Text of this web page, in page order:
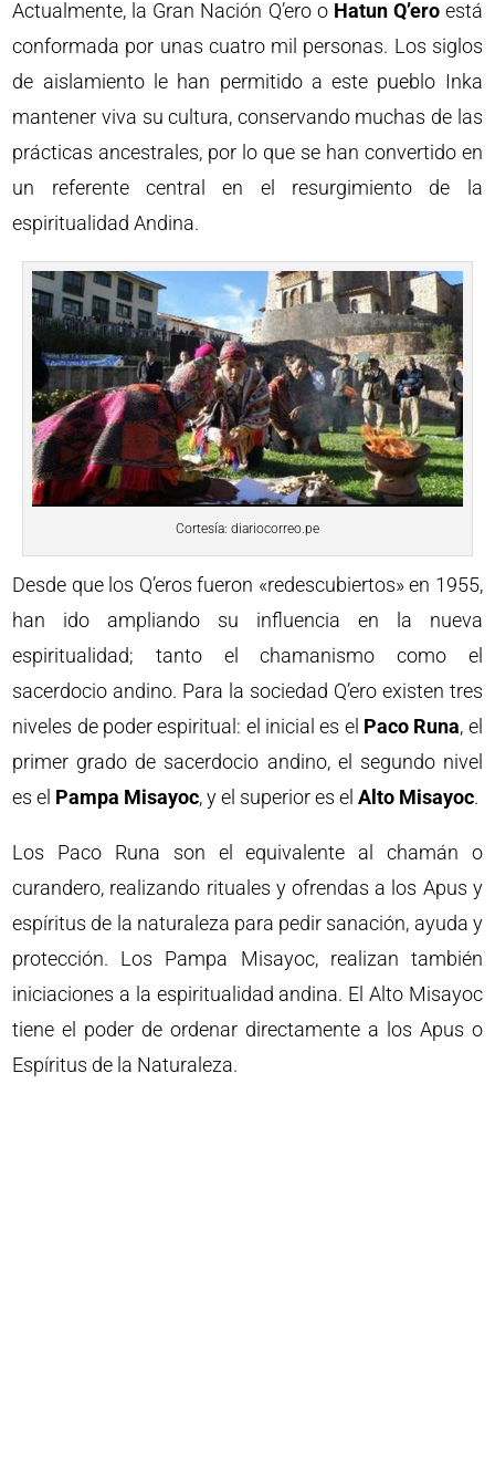
Actualmente, la Gran Nación Q’ero o Hatun Q’eroestá
conformada por unas cuatro mil personas. Los siglos
de aislamiento le han permitido a este pueblo Inka
mantener viva su cultura, conservando muchas de las
prácticas ancestrales, por lo que se han convertido en
un referente central en el resurgimiento de la
espiritualidad Andina.
Cortesía: diariocorreo.pe
Desde que los Q’eros fueron «redescubiertos» en 1955,
han ido ampliando su influencia en la nueva
espiritualidad; tanto el chamanismo como el
sacerdocio andino. Para la sociedad Q’ero existen tres
niveles de poder espiritual: el inicial es el Paco Runa, el
primer grado de sacerdocio andino, el segundo nivel
es el Pampa Misayoc, y el superior es elAlto Misayoc.
Los Paco Runa son el equivalente al chamán o
curandero, realizando rituales y ofrendas a los Apus y
espíritus de la naturaleza para pedir sanación, ayuda y
protección. Los Pampa Misayoc, realizan también
iniciaciones a la espiritualidad andina. El Alto Misayoc
tiene el poder de ordenar directamente a los Apus o
Espíritus de la Naturaleza.